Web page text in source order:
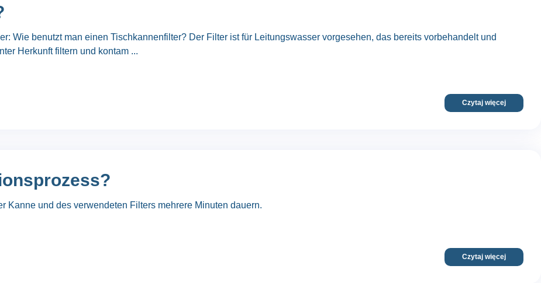
Wie benutzt man einen Tischkannenfilter? Der Filter ist für Leitungswasser vorgesehen, das bereits vorbehandelt und
Herkunft filtern und kontam ...
Czytaj więcej
Kanne und des verwendeten Filters mehrere Minuten dauern.
Czytaj więcej